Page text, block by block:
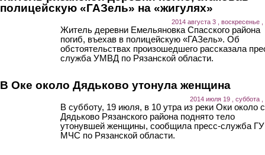
полицейскую «ГАЗель» на «жигулях»
2014 августа 3 , воскресенье ,
Житель деревни Емельяновка Спасского района
погиб, въехав в полицейскую «ГАЗель». Об
обстоятельствах произошедшего рассказала
служба УМВД по Рязанской области.
В Оке около Дядьково утонула женщина
2014 июля 19 , суббота ,
В субботу, 19 июля, в 10 утра из реки Оки около
Дядьково Рязанского района поднято тело
утонувшей женщины, сообщила пресс-служба ГУ
МЧС по Рязанской области.